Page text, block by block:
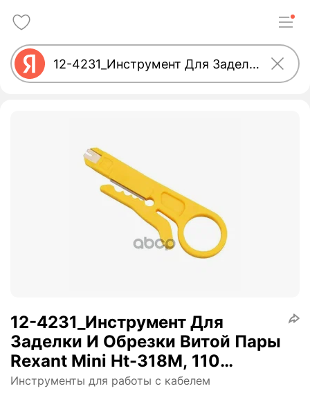
12-4231_Инструмент Для
Заделки И Обрезки Витой Пары
Rexant Mini Ht-318M, 110
REXANT арт. 124231
Инструменты для работы с кабелем